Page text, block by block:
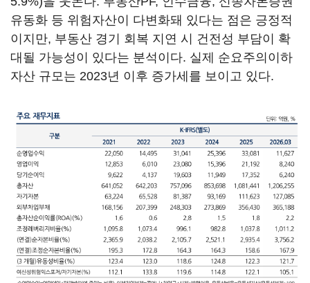
유동화 등 위험자산이 다변화돼 있다는 점은 긍정적
이지만, 부동산 경기 회복 지연 시 건전성 부담이 확
대될 가능성이 있다는 분석이다. 실제 순요주의이하
자산 규모는 2023년 이후 증가세를 보이고 있다.